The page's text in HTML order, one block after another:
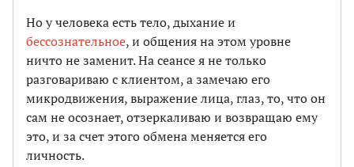
Но у человека есть тело, дыхание и
бессознательное, и общения на этом уровне
ничто не заменит. На сеансе я не только
разговариваю с клиентом, а замечаю его
микродвижения, выражение лица, глаз, то, что он
сам не осознает, отзеркаливаю и возвращаю ему
это, и за счет этого обмена меняется его
личность.